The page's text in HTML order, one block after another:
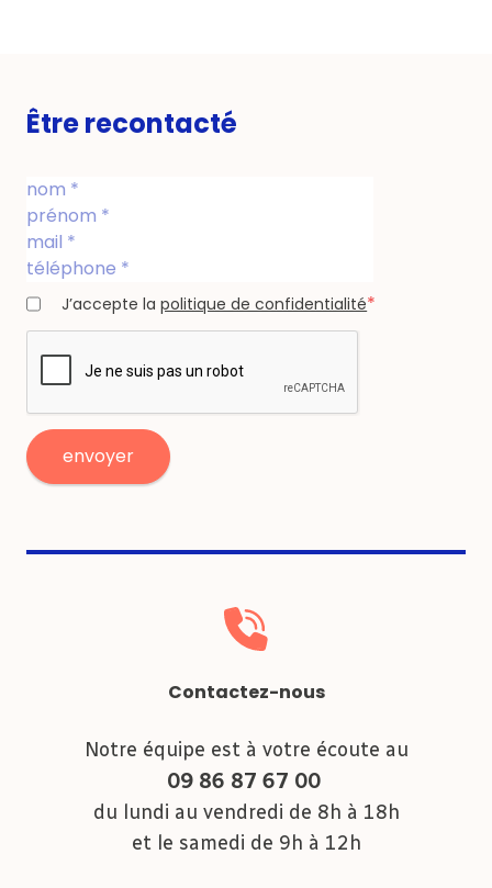
Être recontacté
J’accepte lapolitique de confidentialité*
Contactez-nous
Notre équipe est à votre écoute au
09 86 87 67 00
du lundi au vendredi de 8h à 18h
et le samedi de 9h à 12h